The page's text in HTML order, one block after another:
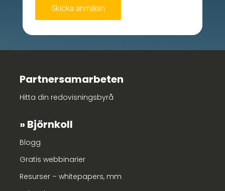
Partnersamarbeten
Hitta din redovisningsbyrå
Björnkoll
Blogg
Gratis webbinarier
Resurser – whitepapers, mm